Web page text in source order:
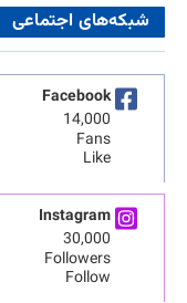
شبکه‌های اجتماعی
Facebook
14,000
Fans
Like
Instagram
30,000
Followers
Follow